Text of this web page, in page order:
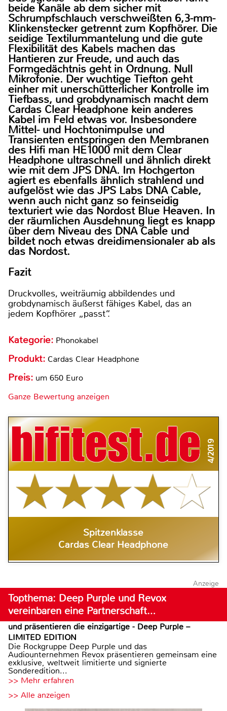
beide Kanäle ab dem sicher mit
Schrumpfschlauch verschweißten 6,3-mm-
Klinkenstecker getrennt zum Kopfhörer. Die
seidige Textilummantelung und die gute
Flexibilität des Kabels machen das
Hantieren zur Freude, und auch das
Formgedächtnis geht in Ordnung. Null
Mikrofonie. Der wuchtige Tiefton geht
einher mit unerschütterlicher Kontrolle im
Tiefbass, und grobdynamisch macht dem
Cardas Clear Headphone kein anderes
Kabel im Feld etwas vor. Insbesondere
Mittel- und Hochtonimpulse und
Transienten entspringen den Membranen
des Hifi man HE1000 mit dem Clear
Headphone ultraschnell und ähnlich direkt
wie mit dem JPS DNA. Im Hochgerton
agiert es ebenfalls ähnlich strahlend und
aufgelöst wie das JPS Labs DNA Cable,
wenn auch nicht ganz so feinseidig
texturiert wie das Nordost Blue Heaven. In
der räumlichen Ausdehnung liegt es knapp
über dem Niveau des DNA Cable und
bildet noch etwas dreidimensionaler ab als
das Nordost.
Fazit
Druckvolles, weiträumig abbildendes und
grobdynamisch äußerst fähiges Kabel, das an
jedem Kopfhörer „passt“.
Kategorie: Phonokabel
Produkt: Cardas Clear Headphone
Preis: um 650 Euro
Ganze Bewertung anzeigen
4/2019
Spitzenklasse
Cardas Clear Headphone
Anzeige
Topthema: Deep Purple und Revox
vereinbaren eine Partnerschaft…
und präsentieren die einzigartige - Deep Purple –
LIMITED EDITION
Die Rockgruppe Deep Purple und das
Audiounternehmen Revox präsentieren gemeinsam eine
exklusive, weltweit limitierte und signierte
Sonderedition...
>> Mehr erfahren
>> Alle anzeigen